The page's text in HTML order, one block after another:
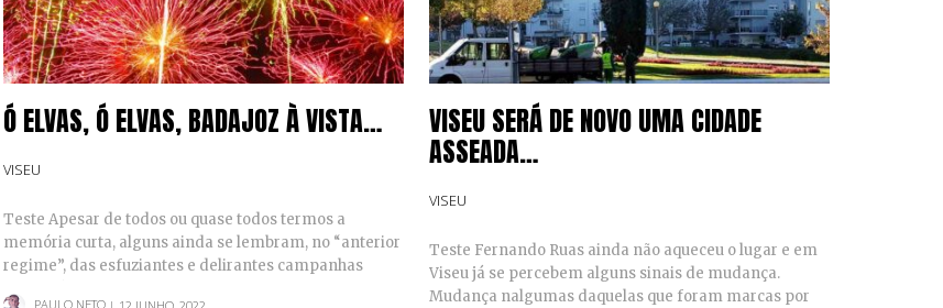
Ó ELVAS, Ó ELVAS, BADAJOZ À VISTA…
VISEU
Teste Apesar de todos ou quase todos termos a
memória curta, alguns ainda se lembram, no “anterior
regime”, das esfuziantes e delirantes campanhas
PAULO NETO| 12 JUNHO, 2022
VISEU SERÁ DE NOVO UMA CIDADE
ASSEADA…
VISEU
Teste Fernando Ruas ainda não aqueceu o lugar e em
Viseu já se percebem alguns sinais de mudança.
Mudança nalgumas daquelas que foram marcas por